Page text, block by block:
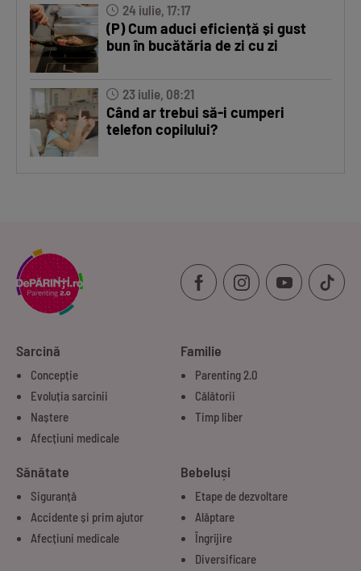
24 iulie, 17:17
(P) Cum aduci eficiență și gust
bun în bucătăria de zi cu zi
23 iulie, 08:21
Când ar trebui să-i cumperi
telefon copilului?
Sarcină
Concepție
Evoluția sarcinii
Naștere
Afecțiuni medicale
Familie
Parenting 2.0
Călătorii
Timp liber
Sănătate
Siguranță
Accidente și prim ajutor
Afecțiuni medicale
Bebeluși
Etape de dezvoltare
Alăptare
Îngrijire
Diversificare